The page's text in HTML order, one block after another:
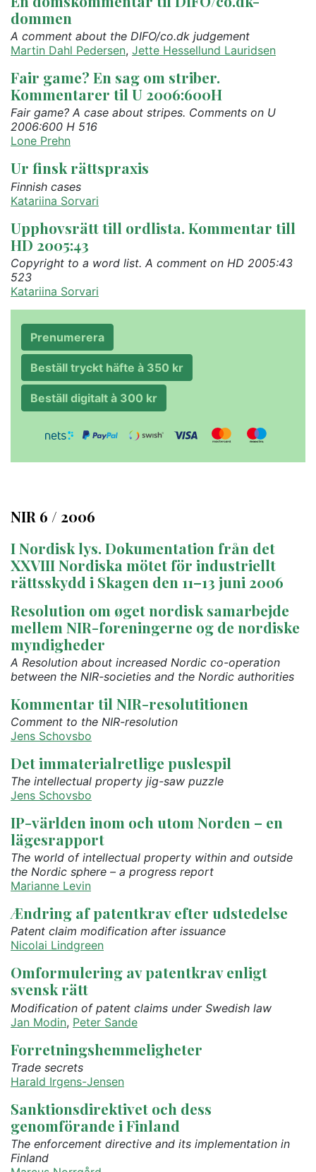
dommen
A comment about the DIFO/co.dk judgement
Martin Dahl Pedersen, Jette Hessellund Lauridsen
Fair game? En sag om striber.
Kommentarer til U 2006:600H
Fair game? A case about stripes. Comments on U
2006:600 H 516
Lone Prehn
Ur finsk rättspraxis
Finnish cases
Katariina Sorvari
Upphovsrätt till ordlista. Kommentar till
HD 2005:43
Copyright to a word list. A comment on HD 2005:43
523
Katariina Sorvari
Prenumerera
Beställ tryckt häfte à 350 kr
Beställ digitalt à 300 kr
NIR 6 / 2006
I Nordisk lys. Dokumentation från det
XXVIII Nordiska mötet för industriellt
rättsskydd i Skagen den 11–13 juni 2006
Resolution om øget nordisk samarbejde
mellem NIR-foreningerne og de nordiske
myndigheder
A Resolution about increased Nordic co-operation
between the NIR-societies and the Nordic authorities
Kommentar til NIR-resolutitionen
Comment to the NIR-resolution
Jens Schovsbo
Det immaterialretlige puslespil
The intellectual property jig-saw puzzle
Jens Schovsbo
IP-världen inom och utom Norden – en
lägesrapport
The world of intellectual property within and outside
the Nordic sphere – a progress report
Marianne Levin
Ændring af patentkrav efter udstedelse
Patent claim modification after issuance
Nicolai Lindgreen
Omformulering av patentkrav enligt
svensk rätt
Modification of patent claims under Swedish law
Jan Modin, Peter Sande
Forretningshemmeligheter
Trade secrets
Harald Irgens-Jensen
Sanktionsdirektivet och dess
genomförande i Finland
The enforcement directive and its implementation in
Finland